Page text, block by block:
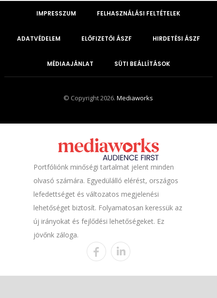
IMPRESSZUM FELHASZNÁLÁSI FELTÉTELEK
ADATVÉDELEM ELŐFIZETŐI ÁSZF HIRDETÉSI ÁSZF
MÉDIAAJÁNLAT SÜTI BEÁLLÍTÁSOK
© Copyright 2026.Mediaworks
Portfóliónk minőségi tartalmat jelent minden
olvasó számára. Egyedülálló elérést, országos
lefedettséget és változatos megjelenési
lehetőséget biztosít. Folyamatosan keressük az
új irányokat és fejlődési lehetőségeket. Ez
jövőnk záloga.